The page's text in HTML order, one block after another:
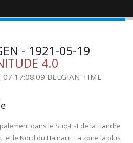
- 1921-05-19
4.0
17:08:09 BELGIAN TIME
dans le Sud-Est de la Flandre
et le Nord du Hainaut. La zone la plus